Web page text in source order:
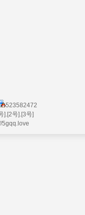
523582472
] [2号] [3号]
5gqq.love